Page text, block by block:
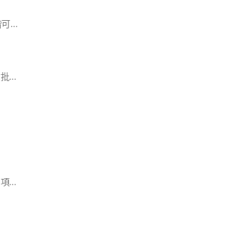
#日本專櫃#韓國專櫃#日韓服飾#男女皆可#男女老少
#生活小物 #平價包款 #台灣現貨 #百貨批發 #後背包 #側背包 #胸包 #批發零售 #百元包款 #媽媽包 #台灣供應商 #低價批發 #日常用品 #防水包 #包款批發
時尚女裝👚 衣服、褲子、外套、帽子、項鍊飾品 價格便宜好入手 四季都不斷推出新款 歡迎線上購物及至攤位選購😆